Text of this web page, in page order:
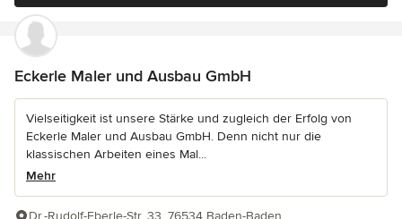
Eckerle Maler und Ausbau GmbH
Vielseitigkeit ist unsere Stärke und zugleich der Erfolg von
Eckerle Maler und Ausbau GmbH. Denn nicht nur die
klassischen Arbeiten eines Mal...
Mehr